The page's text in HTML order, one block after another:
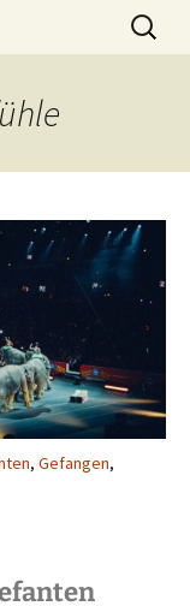
mit mehr
meistern
, Gefangen,